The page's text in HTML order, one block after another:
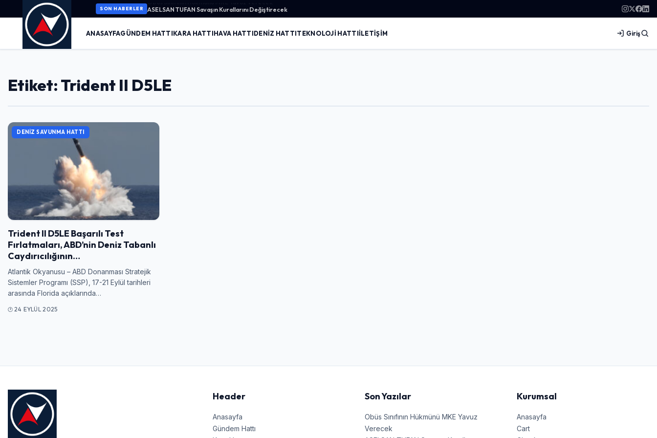
SON HABERLER ASELSAN TUFAN Savaşın Kurallarını Değiştirecek
ANASAYFAGÜNDEM HATTIKARA HATTIHAVA HATTIDENIZ HATTITEKNOLOJI HATTIİLETIŞIM Giriş
Etiket: Trident II D5LE
DENIZ SAVUNMA HATTI
Trident II D5LE Başarılı Test
Fırlatmaları, ABD’nin Deniz Tabanlı
Caydırıcılığının…
Atlantik Okyanusu – ABD Donanması Stratejik
Sistemler Programı (SSP), 17-21 Eylül tarihleri
arasında Florida açıklarında…
24 EYLÜL 2025
Header
Anasayfa
Gündem Hattı
Son Yazılar
Obüs Sınıfının Hükmünü MKE Yavuz
Verecek
Kurumsal
Anasayfa
Cart